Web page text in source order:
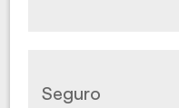
Seguro